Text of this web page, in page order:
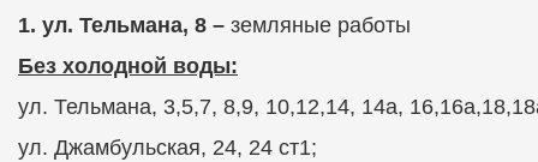
1. ул. Тельмана, 8 – земляные работы
Без холодной воды:
ул. Тельмана, 3,5,7, 8,9, 10,12,14, 14а,
ул. Джамбульская, 24, 24 ст1;